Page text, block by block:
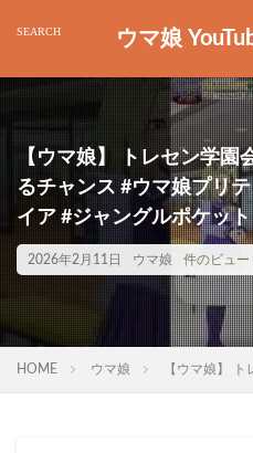
ウマ娘
【ウマ娘】 トレセン学園
るチャンス #ウマ娘プリ
イア #ジャングルポケット
2026年2月11日 ウマ娘 件のビュー
HOME ウマ娘 【ウマ娘】